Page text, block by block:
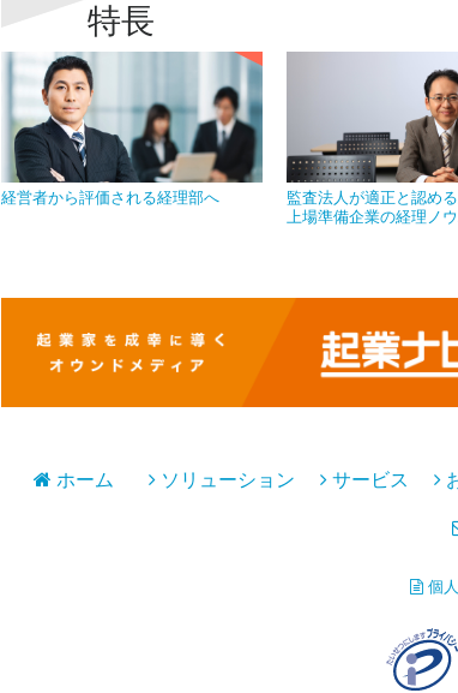
特長
経営者から評価される経理部へ
監査法人が適正と認め
上場準備企業の経理ノ
ホーム ソリューション サービス
個